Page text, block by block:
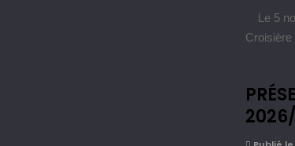
Le 5